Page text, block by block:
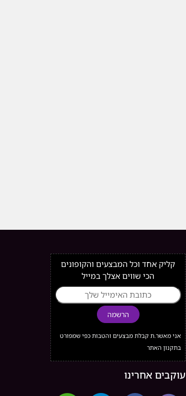
קליק אחד וכל המבצעים והקופונים
הכי שווים אצלך במייל
הרשמה
אני מאשר.ת קבלת מבצעים והטבות כפי שמפורט
בתקנון האתר
עוקבים אחרינו